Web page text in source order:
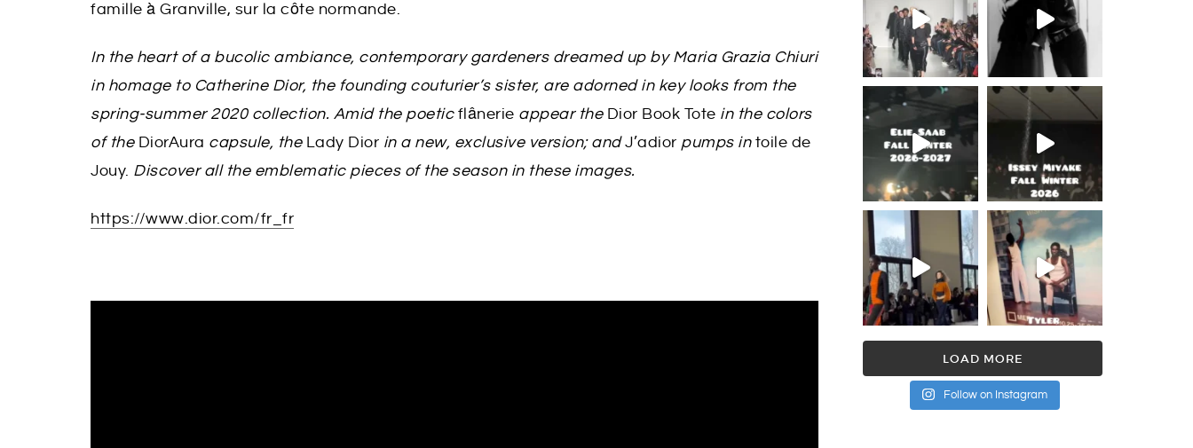
famille à Granville, sur la côte normande.
In the heart of a bucolic ambiance, contemporary gardeners dreamed up by Maria Grazia Chiuri
in homage to Catherine Dior, the founding couturier’s sister, are adorned in key looks from the
spring-summer 2020 collection. Amid the poetic flânerie appear the Dior Book Tote in the colors
of the DiorAura capsule, the Lady Dior in a new, exclusive version; andJ’adior pumps in toile de
Jouy. Discover all the emblematic pieces of the season in these images.
https://www.dior.com/fr_fr
LOAD MORE
Follow on Instagram